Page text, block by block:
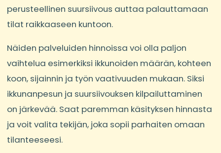
perusteellinen suursiivous auttaa palauttamaan
tilat raikkaaseen kuntoon.
Näiden palveluiden hinnoissa voi olla paljon
vaihtelua esimerkiksi ikkunoiden määrän, kohteen
koon, sijainnin ja työn vaativuuden mukaan. Siksi
ikkunanpesun ja suursiivouksen kilpailuttaminen
on järkevää. Saat paremman käsityksen hinnasta
ja voit valita tekijän, joka sopii parhaiten omaan
tilanteeseesi.